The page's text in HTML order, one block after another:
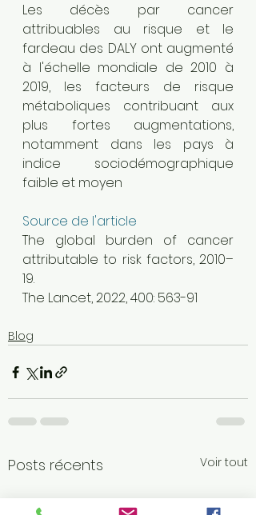
Les décès par cancer
attribuables au risque et le
fardeau des DALY ont augmenté
à l'échelle mondiale de 2010 à
2019, les facteurs de risque
métaboliques contribuant aux
plus fortes augmentations,
notamment dans les pays à
indice sociodémographique
faible et moyen
Source de l'article
The global burden of cancer
attributable to risk factors, 2010–
19.
The Lancet, 2022, 400: 563-91
Blog
Posts récents Voir tout